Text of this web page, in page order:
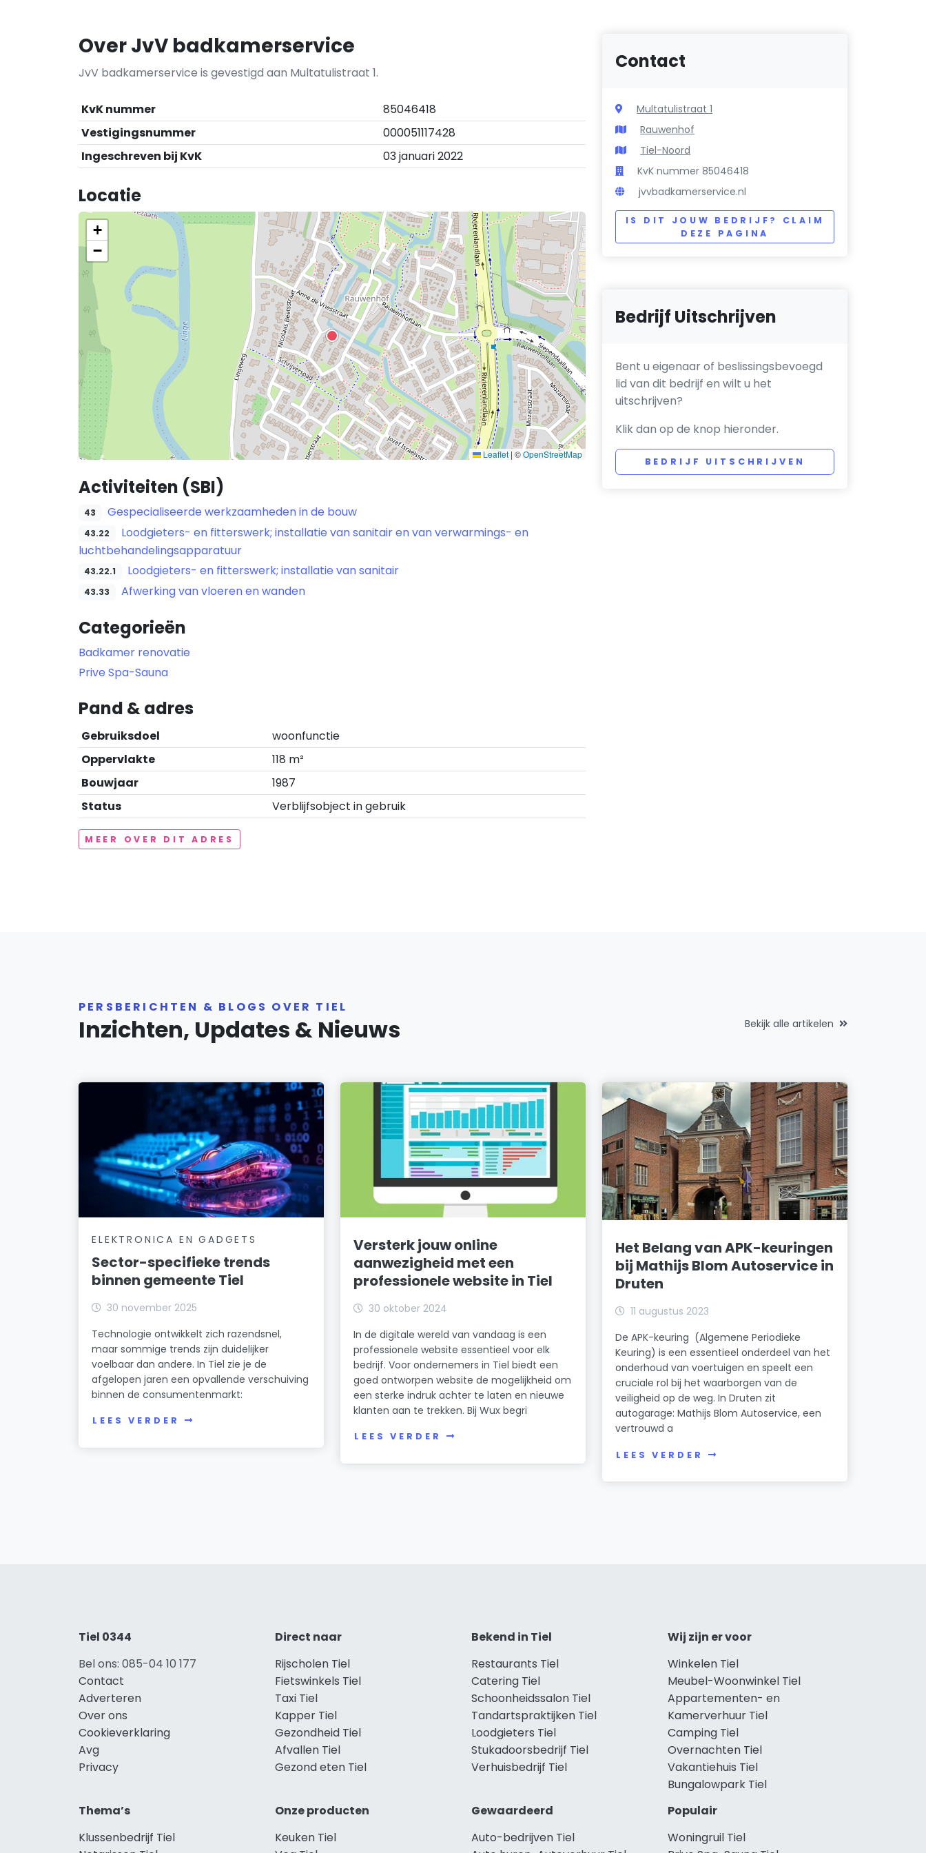
Over JvV badkamerservice
JvV badkamerservice is gevestigd aan Multatulistraat 1.
KvK nummer
85046418
Vestigingsnummer
000051117428
Ingeschreven bij KvK
03 januari 2022
Locatie
+
−
Leaflet | ©OpenStreetMap
Activiteiten (SBI)
43 Gespecialiseerde werkzaamheden in de bouw
43.22
Loodgieters- en fitterswerk; installatie van sanitair en van verwarmings- en
luchtbehandelingsapparatuur
43.22.1 Loodgieters- en fitterswerk; installatie van sanitair
43.33 Afwerking van vloeren en wanden
Categorieën
Badkamer renovatie
Prive Spa-Sauna
Pand & adres
Gebruiksdoel
woonfunctie
Oppervlakte
118 m²
Bouwjaar
1987
Status
Verblijfsobject in gebruik
MEER OVER DIT ADRES
Contact
Multatulistraat 1
Rauwenhof
Tiel-Noord
KvK nummer 85046418
jvvbadkamerservice.nl
IS DIT JOUW BEDRIJF? CLAIM
DEZE PAGINA
Bedrijf Uitschrijven
Bent u eigenaar of beslissingsbevoegd
lid van dit bedrijf en wilt u het
uitschrijven?
Klik dan op de knop hieronder.
BEDRIJF UITSCHRIJVEN
PERSBERICHTEN & BLOGS OVER TIEL
Inzichten, Updates & Nieuws Bekijk alle artikelen
ELEKTRONICA EN GADGETS
Sector-specifieke trends
binnen gemeente Tiel
30 november 2025
Technologie ontwikkelt zich razendsnel,
maar sommige trends zijn duidelijker
voelbaar dan andere. In Tiel zie je de
afgelopen jaren een opvallende verschuiving
binnen de consumentenmarkt:
LEES VERDER
Versterk jouw online
aanwezigheid met een
professionele website in Tiel
30 oktober 2024
In de digitale wereld van vandaag is een
professionele website essentieel voor elk
bedrijf. Voor ondernemers in Tiel biedt een
goed ontworpen website de mogelijkheid om
een sterke indruk achter te laten en nieuwe
klanten aan te trekken. Bij Wux begri
LEES VERDER
Het Belang van APK-keuringen
bij Mathijs Blom Autoservice in
Druten
11 augustus 2023
De APK-keuring (Algemene Periodieke
Keuring) is een essentieel onderdeel van het
onderhoud van voertuigen en speelt een
cruciale rol bij het waarborgen van de
veiligheid op de weg. In Druten zit
autogarage: Mathijs Blom Autoservice, een
vertrouwd a
LEES VERDER
Tiel 0344
Bel ons: 085-04 10 177
Contact
Adverteren
Over ons
Cookieverklaring
Avg
Privacy
Direct naar
Rijscholen Tiel
Fietswinkels Tiel
Taxi Tiel
Kapper Tiel
Gezondheid Tiel
Afvallen Tiel
Gezond eten Tiel
Bekend in Tiel
Restaurants Tiel
Catering Tiel
Schoonheidssalon Tiel
Tandartspraktijken Tiel
Loodgieters Tiel
Stukadoorsbedrijf Tiel
Verhuisbedrijf Tiel
Wij zijn er voor
Winkelen Tiel
Meubel-Woonwinkel Tiel
Appartementen- en
Kamerverhuur Tiel
Camping Tiel
Overnachten Tiel
Vakantiehuis Tiel
Bungalowpark Tiel
Thema’s
Klussenbedrijf Tiel
Onze producten
Keuken Tiel
Gewaardeerd
Auto-bedrijven Tiel
Populair
Woningruil Tiel